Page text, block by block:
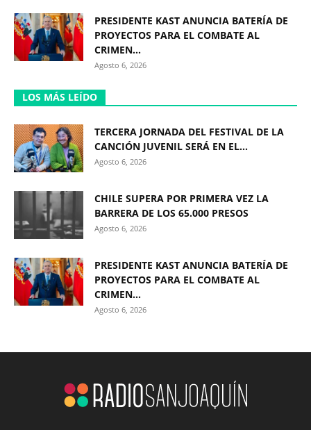
PRESIDENTE KAST ANUNCIA BATERÍA DE
PROYECTOS PARA EL COMBATE AL
CRIMEN...
Agosto 6, 2026
LOS MÁS LEÍDO
TERCERA JORNADA DEL FESTIVAL DE LA
CANCIÓN JUVENIL SERÁ EN EL...
Agosto 6, 2026
CHILE SUPERA POR PRIMERA VEZ LA
BARRERA DE LOS 65.000 PRESOS
Agosto 6, 2026
PRESIDENTE KAST ANUNCIA BATERÍA DE
PROYECTOS PARA EL COMBATE AL
CRIMEN...
Agosto 6, 2026